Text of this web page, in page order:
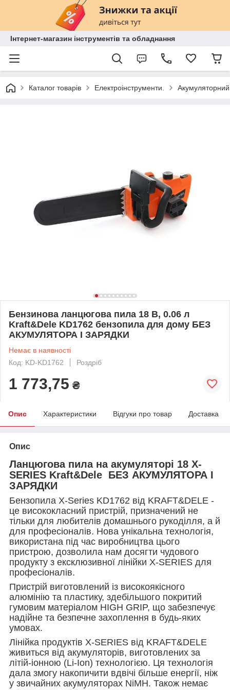
Інтернет-магазин інструментів та обладнання
Каталог товарів Електроінструменти. Акумуляторний
Бензинова ланцюгова пила 18 В, 0.06 л
Kraft&Dele KD1762 бензопила для дому БЕЗ
АКУМУЛЯТОРА І ЗАРЯДКИ
Немає в наявності
Код: KD-KD1762
Роздріб
1 773,75 ₴
Опис Характеристики Відгуки про товар Доставка
Опис
Ланцюгова пила на акумуляторі 18 X-
SERIES Kraft&Dele БЕЗ АКУМУЛЯТОРА І
ЗАРЯДКИ
Бензопила X-Series KD1762 від KRAFT&DELE -
це висококласний пристрій, призначений не
тільки для любителів домашнього рукоділля, а й
для професіоналів. Нова унікальна технологія,
використана під час виробництва цього
пристрою, дозволила нам досягти чудового
продукту з ексклюзивної лінійки X-SERIES для
професіоналів.
Пристрій виготовлений із високоякісного
алюмінію та пластику, здебільшого покритий
гумовим матеріалом HIGH GRIP, що забезпечує
надійне та безпечне захоплення в будь-яких
умовах.
Лінійка продуктів X-SERIES від KRAFT&DELE
живиться від акумуляторів, виготовлених за
літій-іонною (Li-Ion) технологією. Ця технологія
дала змогу накопичити вдвічі більше енергії, ніж
у звичайних акумуляторах NiMH. Також немає